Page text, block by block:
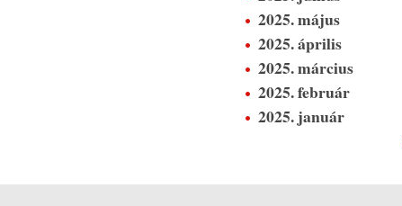
2025. május
2025. április
2025. március
2025. február
2025. január